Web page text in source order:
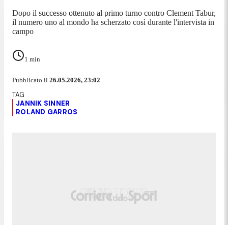
Dopo il successo ottenuto al primo turno contro Clement Tabur,
il numero uno al mondo ha scherzato così durante l'intervista in
campo
1 min
Pubblicato il 26.05.2026, 23:02
JANNIK SINNER
ROLAND GARROS